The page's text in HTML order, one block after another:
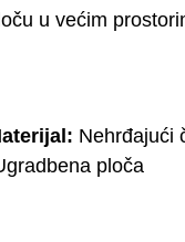
u većim
Nehrđajući
ploča